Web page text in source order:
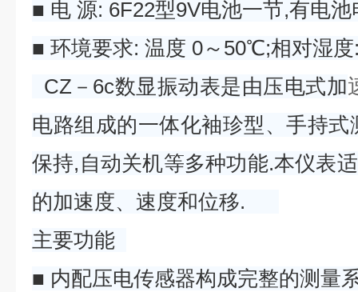
■ 电 源: 6F22型9V电池一节,有电
■ 环境要求: 温度 0～50℃;相对湿
CZ－6c数显振动表是由压电式加
电路组成的一体化袖珍型、手持
保持,自动关机等多种功能.本仪表
的加速度、速度和位移.
主要功能
■ 内配压电传感器构成完整的测量